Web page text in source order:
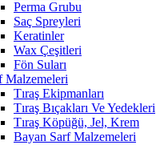
Perma Grubu
Saç Spreyleri
Keratinler
Wax Çeşitleri
Fön Suları
Malzemeleri
Tıraş Ekipmanları
Tıraş Bıçakları Ve Yedekleri
Tıraş Köpüğü, Jel, Krem
Bayan Sarf Malzemeleri